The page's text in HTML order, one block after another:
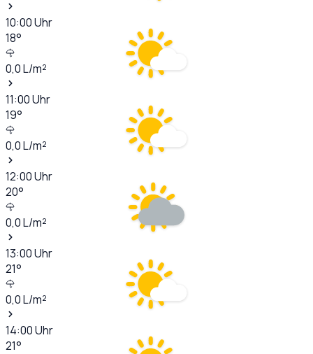
10:00Uhr
18°
0,0L/m²
11:00Uhr
19°
0,0L/m²
12:00Uhr
20°
0,0L/m²
13:00Uhr
21°
0,0L/m²
14:00Uhr
21°